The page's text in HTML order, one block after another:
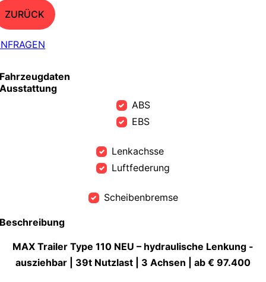
ZURÜCK
Fahrzeugdaten
Ausstattung
ABS
EBS
Lenkachsse
Luftfederung
Scheibenbremse
Beschreibung
MAX Trailer Type 110 NEU – hydraulische Lenkung -
ausziehbar | 39t Nutzlast | 3 Achsen | ab € 97.400